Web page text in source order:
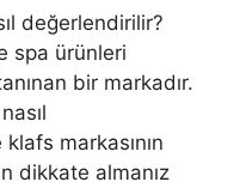
değerlendirilir?
spa ürünleri
bir markadır.
markasının
dikkate almanız